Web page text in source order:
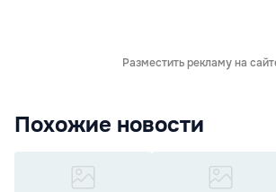
Разместить рекламу на
Похожие новости